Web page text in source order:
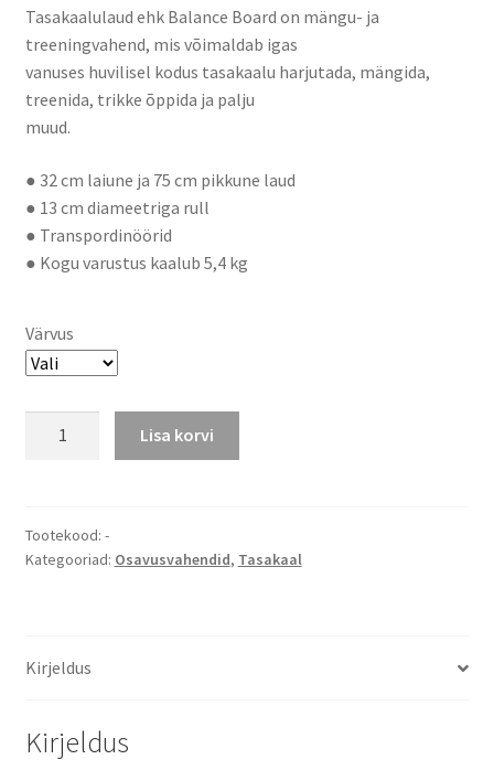
Tasakaalulaud ehk Balance Board on mängu- ja
treeningvahend, mis võimaldab igas
vanuses huvilisel kodus tasakaalu harjutada, mängida,
treenida, trikke õppida ja palju
muud.
● 32 cm laiune ja 75 cm pikkune laud
● 13 cm diameetriga rull
● Transpordinöörid
● Kogu varustus kaalub 5,4 kg
Värvus
Lisa korvi
Tootekood: -
Kategooriad: Osavusvahendid, Tasakaal
Kirjeldus
Kirjeldus